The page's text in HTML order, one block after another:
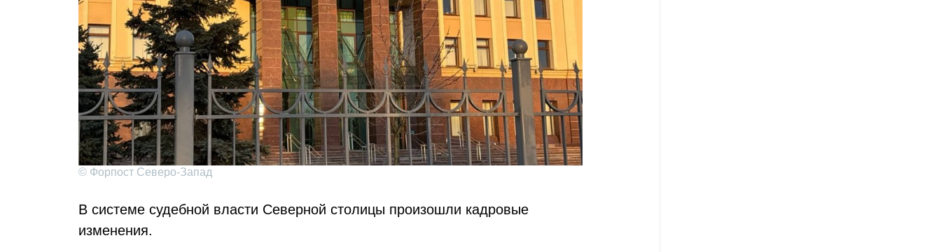
© Форпост Северо-Запад
В системе судебной власти Северной столицы произошли кадровые
изменения.